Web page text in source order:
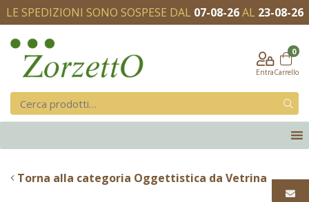
LE SPEDIZIONI SONO SOSPESE DAL 07-08-26AL 23-08-26
Entra
0
Carrello
Torna alla categoria Oggettistica da Vetrina